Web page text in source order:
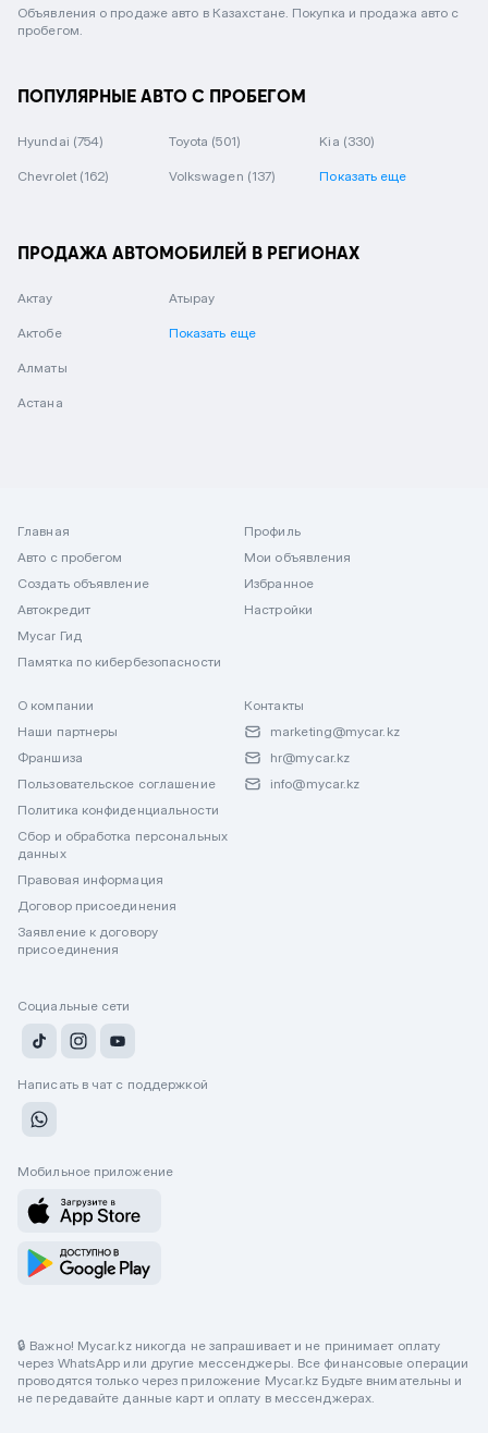
Объявления о продаже авто в Казахстане. Покупка и продажа авто с
пробегом.
ПОПУЛЯРНЫЕ АВТО С ПРОБЕГОМ
Hyundai (754) Toyota (501) Kia (330)
Chevrolet (162) Volkswagen (137) Показать еще
ПРОДАЖА АВТОМОБИЛЕЙ В РЕГИОНАХ
Актау
Актобе
Алматы
Астана
Атырау
Показать еще
Главная
Авто с пробегом
Создать объявление
Автокредит
Mycar Гид
Памятка по кибербезопасности
Профиль
Мои объявления
Избранное
Настройки
О компании
Наши партнеры
Франшиза
Пользовательское соглашение
Политика конфиденциальности
Сбор и обработка персональных
данных
Правовая информация
Договор присоединения
Заявление к договору
присоединения
Контакты
marketing@mycar.kz
hr@mycar.kz
info@mycar.kz
Социальные сети
Написать в чат с поддержкой
Мобильное приложение
🔒 Важно! Mycar.kz никогда не запрашивает и не принимает оплату
через WhatsApp или другие мессенджеры. Все финансовые операции
проводятся только через приложение Mycar.kz Будьте внимательны и
не передавайте данные карт и оплату в мессенджерах.